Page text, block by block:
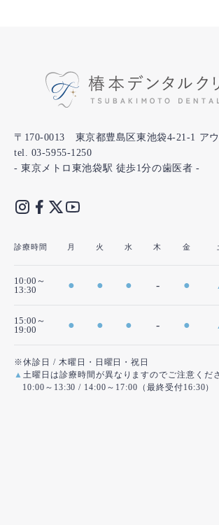
〒170-0013 東京都豊島区東池袋4-21-1 ア
tel. 03-5955-1250
- 東京メトロ東池袋駅 徒歩1分の歯医者 -
診療時間 月 火 水 木 金
10:00～
13:30
● ● ● - ●
15:00～
19:00
● ● ● - ●
※休診日 / 木曜日・日曜日・祝日
▲ 土曜日は診療時間が異なりますのでご注意くだ
10:00～13:30 / 14:00～17:00（最終受付16:30）